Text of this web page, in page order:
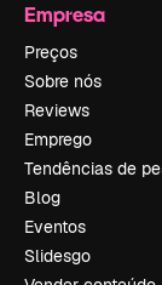
Empresa
Preços
Sobre nós
Reviews
Emprego
Tendências de
Blog
Eventos
Slidesgo